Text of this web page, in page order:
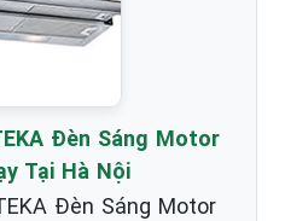
Đèn Sáng Motor
Tại Hà Nội
Đèn Sáng Motor